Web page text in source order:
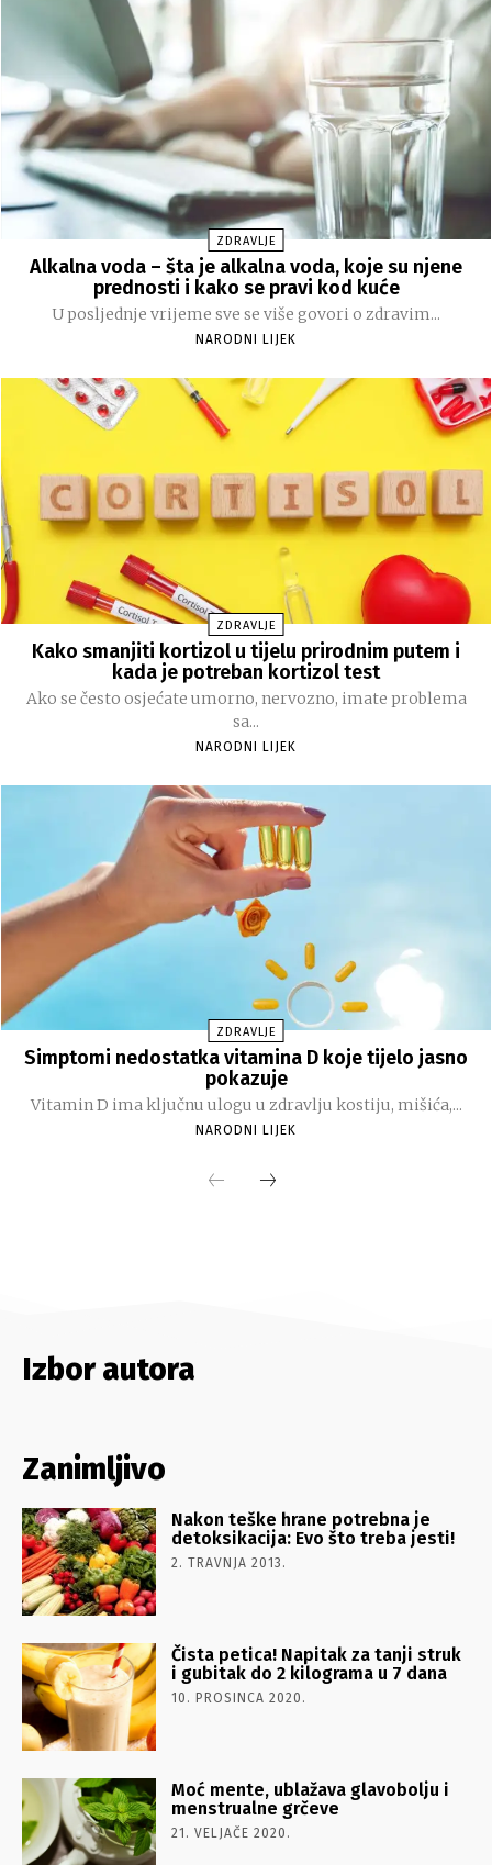
Izbor autora
Zanimljivo
Nakon teške hrane potrebna je
detoksikacija: Evo što treba jesti!
2. TRAVNJA 2013.
Čista petica! Napitak za tanji struk
i gubitak do 2 kilograma u 7 dana
10. PROSINCA 2020.
Moć mente, ublažava glavobolju i
menstrualne grčeve
21. VELJAČE 2020.